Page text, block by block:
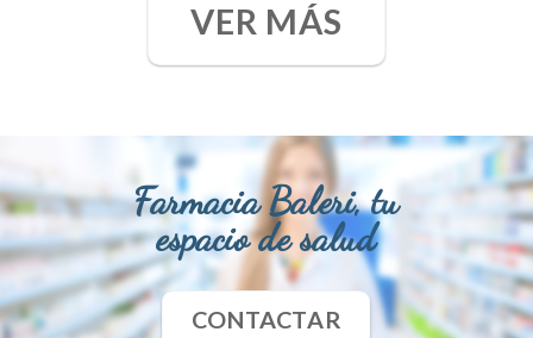
VER MÁS
Farmacia Baleri, tu
espacio de salud
CONTACTAR